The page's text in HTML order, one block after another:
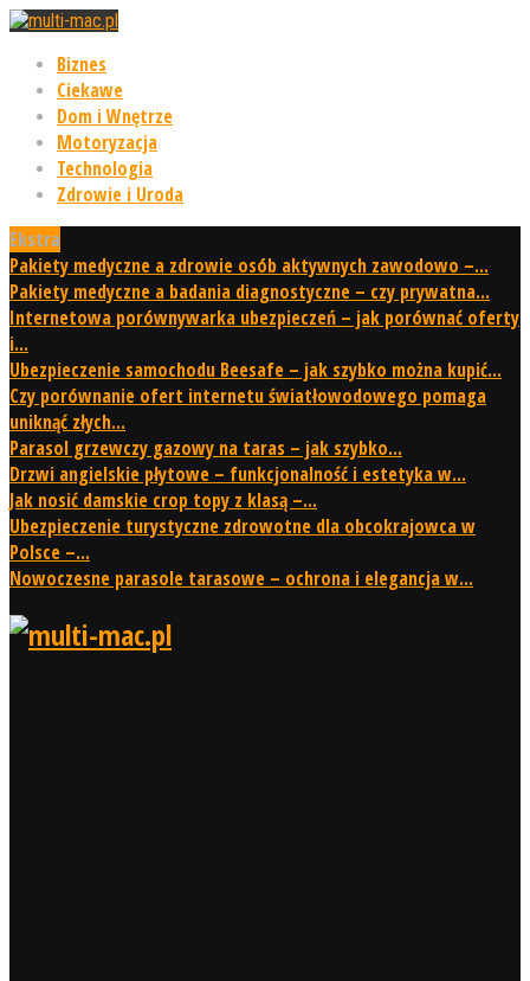
Biznes
Ciekawe
Dom i Wnętrze
Motoryzacja
Technologia
Zdrowie i Uroda
Ekstra
Pakiety medyczne a zdrowie osób aktywnych zawodowo –...
Pakiety medyczne a badania diagnostyczne – czy prywatna...
Internetowa porównywarka ubezpieczeń – jak porównać oferty
i...
Ubezpieczenie samochodu Beesafe – jak szybko można kupić...
Czy porównanie ofert internetu światłowodowego pomaga
uniknąć złych...
Parasol grzewczy gazowy na taras – jak szybko...
Drzwi angielskie płytowe – funkcjonalność i estetyka w...
Jak nosić damskie crop topy z klasą –...
Ubezpieczenie turystyczne zdrowotne dla obcokrajowca w
Polsce –...
Nowoczesne parasole tarasowe – ochrona i elegancja w...